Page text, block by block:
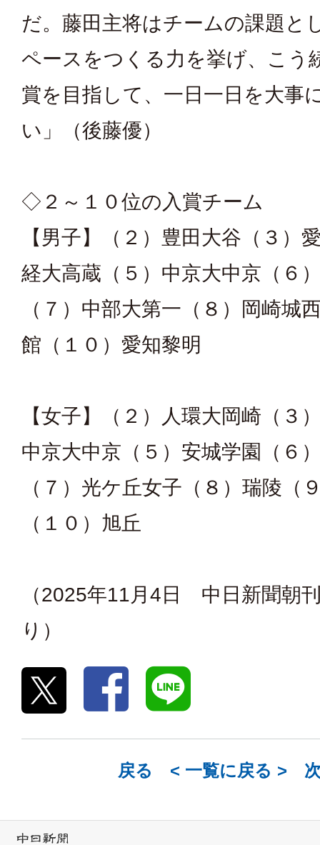
だ。藤田主将はチームの課題と
ペースをつくる力を挙げ、こう
賞を目指して、一日一日を大事
い」（後藤優）
◇２～１０位の入賞チーム
【男子】（２）豊田大谷（３）
経大高蔵（５）中京大中京（６
（７）中部大第一（８）岡崎城
館（１０）愛知黎明
【女子】（２）人環大岡崎（３
中京大中京（５）安城学園（６
（７）光ケ丘女子（８）瑞陵（
（１０）旭丘
（2025年11月4日 中日新聞朝
り）
戻る < 一覧に戻る >